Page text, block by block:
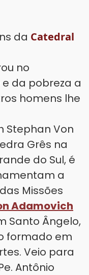
da Catedral
no
da pobreza a
homens lhe
Stephan Von
Grês na
do Sul, é
a
Missões
Adamovich
Santo Ângelo,
formado em
Veio para
Antônio